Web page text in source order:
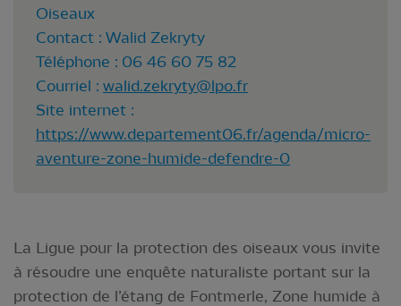
Oiseaux
Contact : Walid Zekryty
Téléphone : 06 46 60 75 82
Courriel : walid.zekryty@lpo.fr
Site internet :
https://www.departement06.fr/agenda/micro-
aventure-zone-humide-defendre-0
La Ligue pour la protection des oiseaux vous invite
à résoudre une enquête naturaliste portant sur la
protection de l’étang de Fontmerle, Zone humide à